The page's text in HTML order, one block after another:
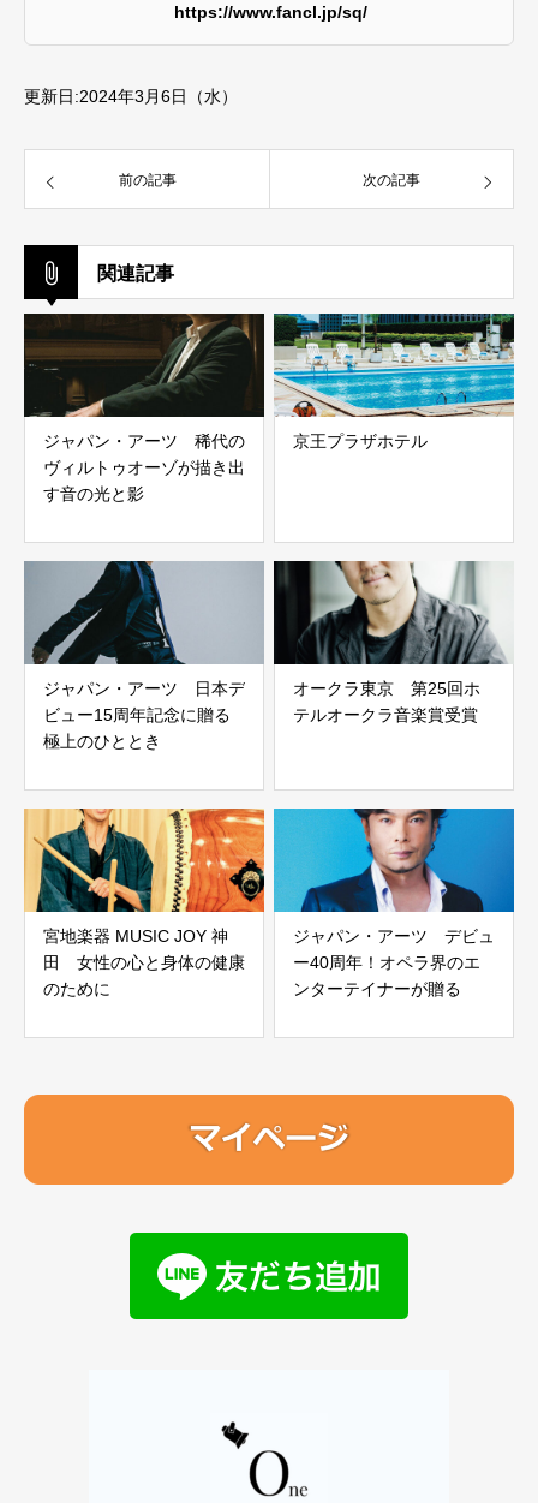
https://www.fancl.jp/sq/
更新日:2024年3月6日（水）
前の記事 次の記事
関連記事
ジャパン・アーツ 稀代の
ヴィルトゥオーゾが描き出
す音の光と影
京王プラザホテル
ジャパン・アーツ 日本デ
ビュー15周年記念に贈る
極上のひととき
オークラ東京 第25回ホ
テルオークラ音楽賞受賞
宮地楽器 MUSIC JOY 神
田 女性の心と身体の健康
のために
ジャパン・アーツ デビュ
ー40周年！オペラ界のエ
ンターテイナーが贈る